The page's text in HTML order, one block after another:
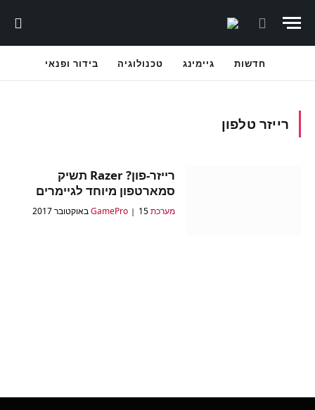
חדשות גיימינג טכנולוגיה בידור ופנאי
רייזר טלפון
רייזר-פון? Razer תשיק
סמארטפון מיוחד לגיימרים
מערכת GamePro15 באוקטובר 2017